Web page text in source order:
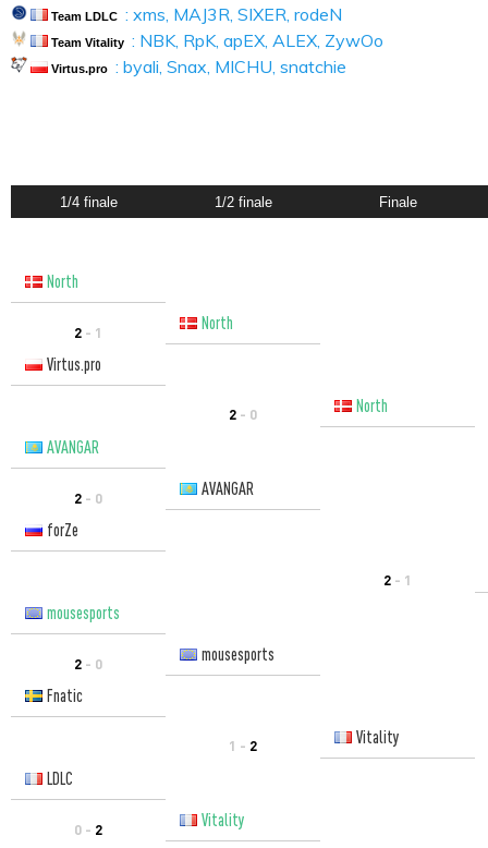
Team LDLC : xms, MAJ3R, SIXER, rodeN
Team Vitality : NBK, RpK, apEX, ALEX, ZywOo
Virtus.pro : byali, Snax, MICHU, snatchie
1/4 finale 1/2 finale Finale
North
2 - 1
North
Virtus.pro
2 - 0
North
AVANGAR
2 - 0
AVANGAR
forZe
2 - 1
mousesports
2 - 0
mousesports
Fnatic
1 - 2
Vitality
LDLC
0 - 2
Vitality